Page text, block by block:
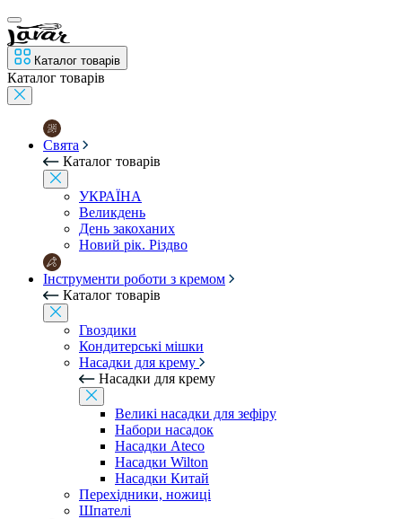
Каталог товарів
Каталог товарів
Свята
Каталог товарів
УКРАЇНА
Великдень
День закоханих
Новий рік. Різдво
Інструменти роботи з кремом
Каталог товарів
Гвоздики
Кондитерські мішки
Насадки для крему
Насадки для крему
Великі насадки для зефіру
Набори насадок
Насадки Ateco
Насадки Wilton
Насадки Китай
Перехідники, ножиці
Шпателі